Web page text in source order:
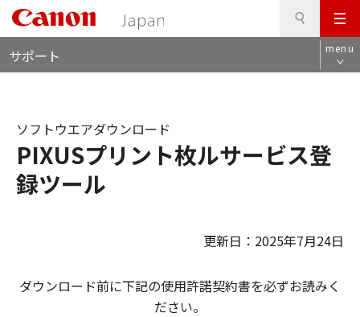
メ
ニ
ュ
サポート menu
PIXUSプリント枚ルサービス登
録ツール
ソフトウエアダウンロード
更新日：2025年7月24日
ダウンロード前に下記の使用許諾契約書を必ずお読みく
ださい。